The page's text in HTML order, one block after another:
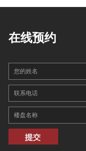
在线预约
您的姓名
联系电话
楼盘名称